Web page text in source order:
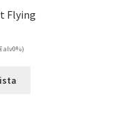
Flying
alv0%)